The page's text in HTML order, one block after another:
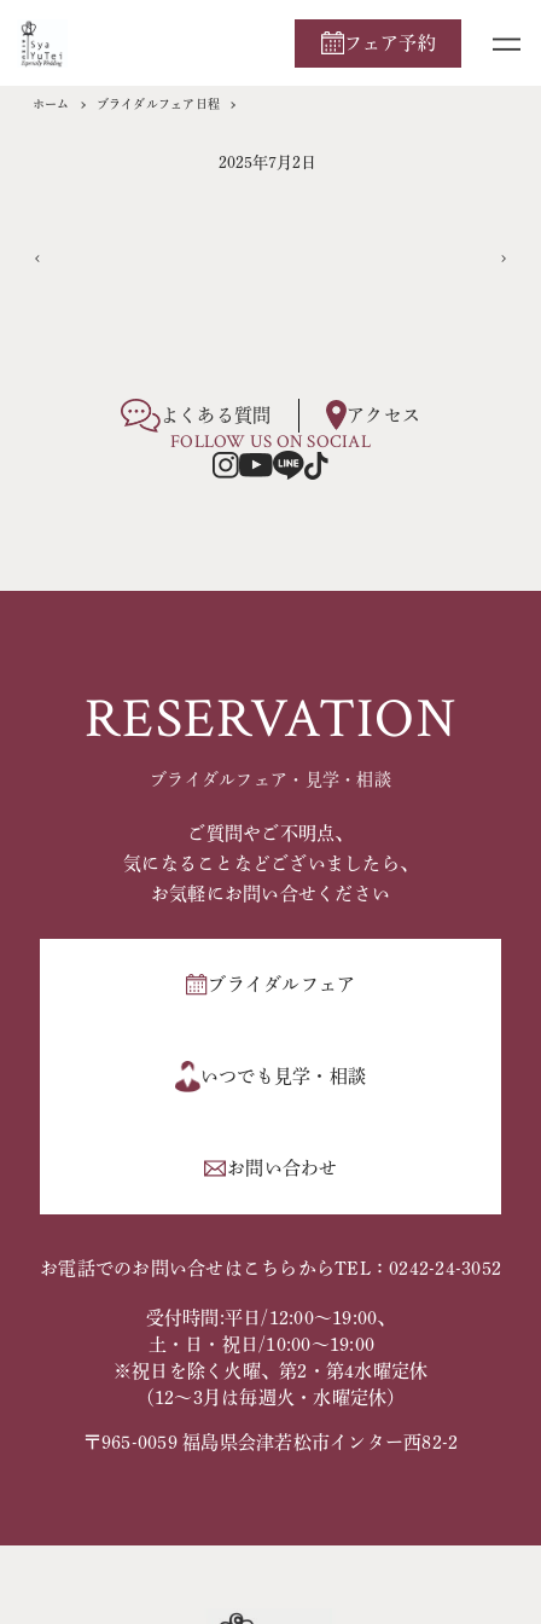
フェア予約
ホーム ブライダルフェア日程
2025年7月2日
よくある質問 アクセス
FOLLOW US ON SOCIAL
RESERVATION
ブライダルフェア・見学・相談
ご質問やご不明点、
気になることなどございましたら、
お気軽にお問い合せください
ブライダルフェア
いつでも見学・相談
お問い合わせ
お電話でのお問い合せはこちらからTEL：0242-24-3052
受付時間:平日/12:00～19:00、
土・日・祝日/10:00～19:00
※祝日を除く火曜、第2・第4水曜定休
（12～3月は毎週火・水曜定休）
〒965-0059 福島県会津若松市インター西82-2